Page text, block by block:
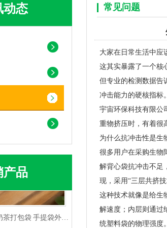
动态
产品
pla+pbat全生物降解奶茶打包袋 手提袋外卖包装
常见问题
大家在日常生活中应
这其实暴露了一个
但专业的检测数据告
冲击能力的硬核指标
宇宙环保科技有限公
重物挤压时，有着很
为什么抗冲击性是生
很多用户在采购生物
解背心袋抗冲击不足
现，采用“三层共挤
这种技术就像是给生
解速度；内层则通过
统塑料袋的物理强度